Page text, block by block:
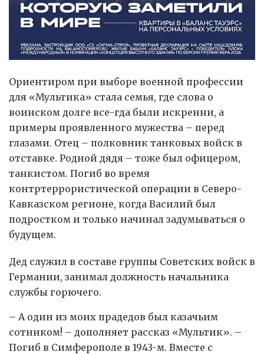
Ориентиром при выборе военной профессии
для «Мультика» стала семья, где слова о
воинском долге все-гда были искренни, а
примеры проявленного мужества – перед
глазами. Отец – полковник танковых войск в
отставке. Родной дядя – тоже был офицером,
танкистом. Погиб во время
контртеррористической операции в Северо-
Кавказском регионе, когда Василий был
подростком и только начинал задумываться о
будущем.
Дед служил в составе группы Советских войск в
Германии, занимал должность начальника
службы горючего.
– А один из моих прадедов был казачьим
сотником! – дополняет рассказ «Мультик». –
Погиб в Симферополе в 1943-м. Вместе с